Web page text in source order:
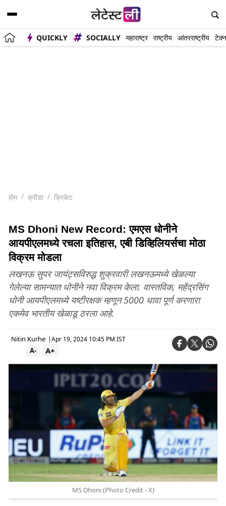
QUICKLY SOCIALLY महाराष्ट्र राष्ट्रीय आंतरराष्ट्रीय
होम क्रीडा क्रिकेट
MS Dhoni New Record: एमएस धोनीने
आयपीएलमध्ये रचला इतिहास, एबी डिव्हिलियर्सचा मोठा
विक्रम मोडला
लखनऊ सुपर जायंट्सविरुद्ध शुक्रवारी लखनऊमध्ये खेळल्या
गेलेल्या सामन्यात धोनीने नवा विक्रम केला. वास्तविक, महेंद्रसिंग
धोनी आयपीएलमध्ये यष्टीरक्षक म्हणून 5000 धावा पूर्ण करणारा
एकमेव भारतीय खेळाडू ठरला आहे.
Nitin Kurhe |Apr 19, 2024 10:45 PM IST
A+
A-
MS Dhoni (Photo Credit - X)